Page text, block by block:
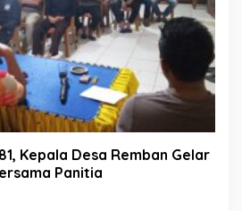
Kepala Desa Remban Gelar
Panitia